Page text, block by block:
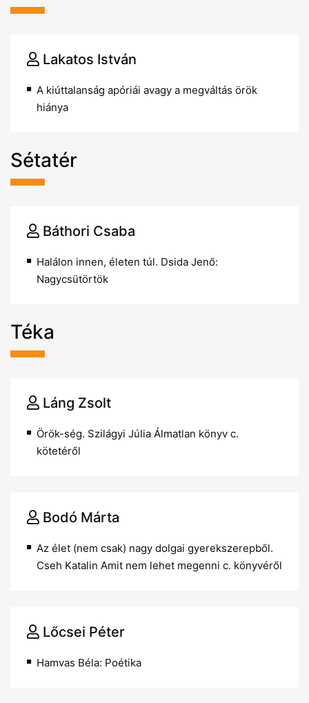
Lakatos István
A kiúttalanság apóriái avagy a megváltás örök
hiánya
Sétatér
Báthori Csaba
Halálon innen, életen túl. Dsida Jenő:
Nagycsütörtök
Téka
Láng Zsolt
Örök-ség. Szilágyi Júlia Álmatlan könyv c.
kötetéről
Bodó Márta
Az élet (nem csak) nagy dolgai gyerekszerepből.
Cseh Katalin Amit nem lehet megenni c. könyvéről
Lőcsei Péter
Hamvas Béla: Poétika